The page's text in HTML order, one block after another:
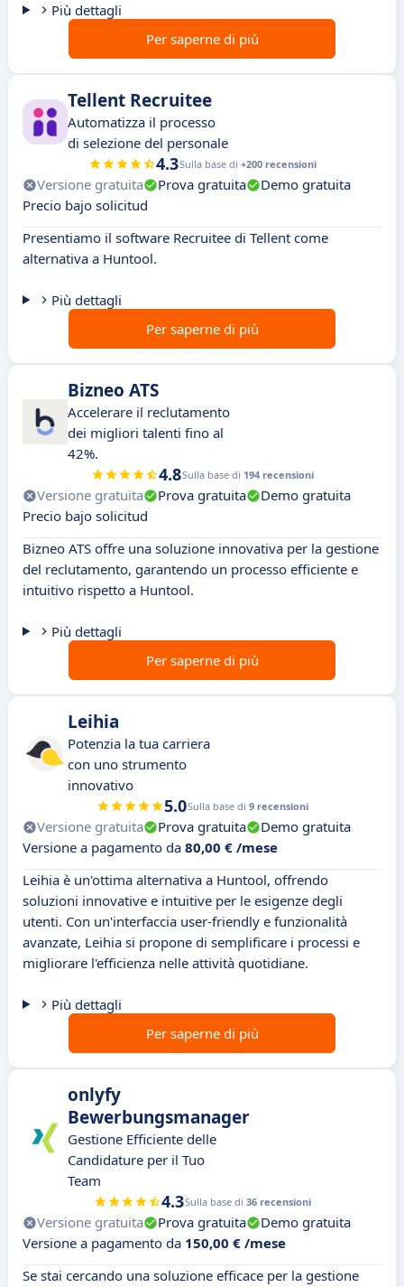
Più dettagli
Per saperne di più
Tellent Recruitee
Automatizza il processo
di selezione del personale
4.3Sulla base di +200 recensioni
Versione gratuita Prova gratuita
Demo gratuita
Precio bajo solicitud
Presentiamo il software Recruitee di Tellent come
alternativa a Huntool.
Più dettagli
Per saperne di più
Bizneo ATS
Accelerare il reclutamento
dei migliori talenti fino al
42%.
4.8Sulla base di 194 recensioni
Versione gratuita Prova gratuita
Demo gratuita
Precio bajo solicitud
Bizneo ATS offre una soluzione innovativa per la gestione
del reclutamento, garantendo un processo efficiente e
intuitivo rispetto a Huntool.
Più dettagli
Per saperne di più
Leihia
Potenzia la tua carriera
con uno strumento
innovativo
5.0Sulla base di 9 recensioni
Versione gratuita Prova gratuita
Demo gratuita
Versione a pagamento da 80,00 € /mese
Leihia è un'ottima alternativa a Huntool, offrendo
soluzioni innovative e intuitive per le esigenze degli
utenti. Con un'interfaccia user-friendly e funzionalità
avanzate, Leihia si propone di semplificare i processi e
migliorare l'efficienza nelle attività quotidiane.
Più dettagli
Per saperne di più
onlyfy
Bewerbungsmanager
Gestione Efficiente delle
Candidature per il Tuo
Team
4.3Sulla base di 36 recensioni
Versione gratuita Prova gratuita
Demo gratuita
Versione a pagamento da 150,00 € /mese
Se stai cercando una soluzione efficace per la gestione